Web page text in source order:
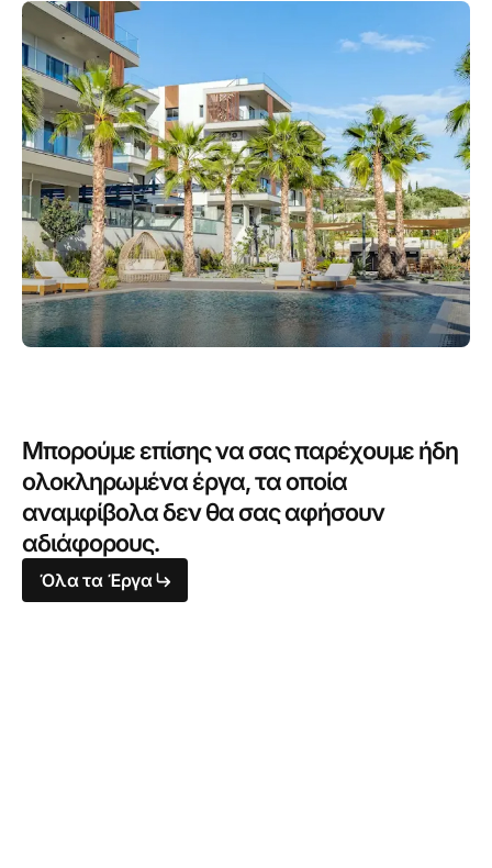
Μπορούμε επίσης να σας παρέχουμε ήδη
ολοκληρωμένα έργα, τα οποία
αναμφίβολα δεν θα σας αφήσουν
αδιάφορους.
Όλα τα Έργα